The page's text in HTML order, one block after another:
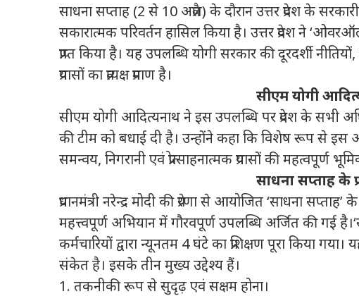
साधना सप्ताह (2 से 10 अप्रैल) के दौरान उत्तर प्रदेश के
सकारात्मक परिवर्तन हासिल किया है। उत्तर प्रदेश ने
प्राप्त किया है। यह उपलब्धि योगी सरकार की दूरदर्शी
प्रयासों का प्रत्यक्ष प्रमाण है।
सीएम योगी
सीएम योगी आदित्यनाथ ने इस उपलब्धि पर प्रदेश के सभी
की टीम को बधाई दी है। उन्होंने कहा कि विशेष रूप से
समन्वय, निगरानी एवं प्रोत्साहनात्मक प्रयासों की महत्वपूर्ण
साधना सप्ताह के
प्रधानमंत्री नरेन्द्र मोदी की प्रेरणा से आयोजित ‘साधना
महत्त्वपूर्ण अभियान में गौरवपूर्ण उपलब्धि अर्जित की गई
कर्मचारियों द्वारा न्यूनतम 4 घंटे का प्रशिक्षण पूरा किया
संकेत है। इसके तीन मुख्य उद्देश्य हैं।
1. तकनीकी रूप से सुदृढ़ एवं सक्षम होना।